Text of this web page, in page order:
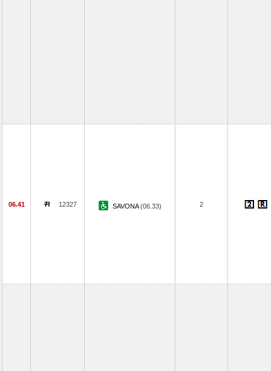
06.41 12327 SAVONA(06.33) 2